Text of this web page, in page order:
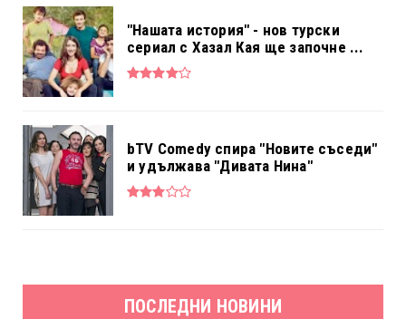
"Нашата история" - нов турски
сериал с Хазал Кая ще започне ...
bTV Comedy спира "Новите съседи"
и удължава "Дивата Нина"
ПОСЛЕДНИ НОВИНИ